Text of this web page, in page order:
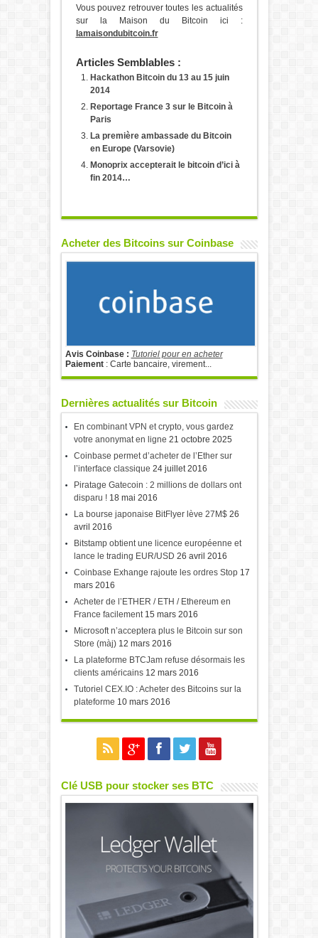
Vous pouvez retrouver toutes les actualités
sur la Maison du Bitcoin ici :
lamaisondubitcoin.fr
Articles Semblables :
Hackathon Bitcoin du 13 au 15 juin
2014
Reportage France 3 sur le Bitcoin à
Paris
La première ambassade du Bitcoin
en Europe (Varsovie)
Monoprix accepterait le bitcoin d’ici à
fin 2014…
Acheter des Bitcoins sur Coinbase
Avis Coinbase : Tutoriel pour en acheter
Paiement: Carte bancaire, virement...
Dernières actualités sur Bitcoin
En combinant VPN et crypto, vous gardez
votre anonymat en ligne 21 octobre 2025
Coinbase permet d’acheter de l’Ether sur
l’interface classique 24 juillet 2016
Piratage Gatecoin : 2 millions de dollars ont
disparu ! 18 mai 2016
La bourse japonaise BitFlyer lève 27M$ 26
avril 2016
Bitstamp obtient une licence européenne et
lance le trading EUR/USD 26 avril 2016
Coinbase Exhange rajoute les ordres Stop 17
mars 2016
Acheter de l’ETHER / ETH / Ethereum en
France facilement 15 mars 2016
Microsoft n’acceptera plus le Bitcoin sur son
Store (màj) 12 mars 2016
La plateforme BTCJam refuse désormais les
clients américains 12 mars 2016
Tutoriel CEX.IO : Acheter des Bitcoins sur la
plateforme 10 mars 2016
Clé USB pour stocker ses BTC